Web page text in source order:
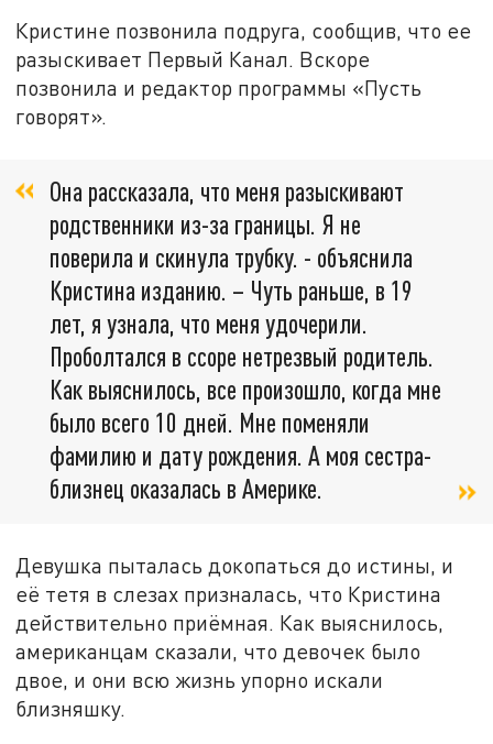
Кристине позвонила подруга, сообщив, что ее
разыскивает Первый Канал. Вскоре
позвонила и редактор программы «Пусть
говорят».
Она рассказала, что меня разыскивают
родственники из-за границы. Я не
поверила и скинула трубку. - объяснила
Кристина изданию. – Чуть раньше, в 19
лет, я узнала, что меня удочерили.
Проболтался в ссоре нетрезвый родитель.
Как выяснилось, все произошло, когда мне
было всего 10 дней. Мне поменяли
фамилию и дату рождения. А моя сестра-
близнец оказалась в Америке.
Девушка пыталась докопаться до истины, и
её тетя в слезах призналась, что Кристина
действительно приёмная. Как выяснилось,
американцам сказали, что девочек было
двое, и они всю жизнь упорно искали
близняшку.